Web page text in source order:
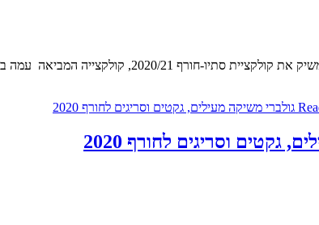
גקטים וסריגים לחורף 2020